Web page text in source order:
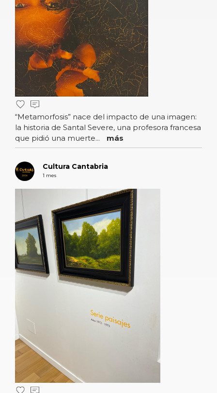
“Metamorfosis” nace del impacto de una imagen:
la historia de Santal Severe, una profesora francesa
que pidió una muerte...
más
Cultura Cantabria
1 mes